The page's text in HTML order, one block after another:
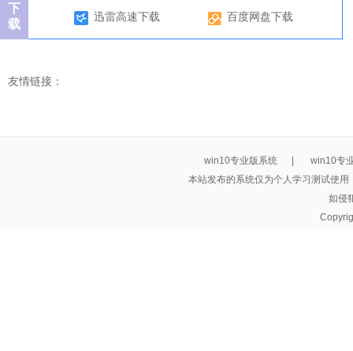
下
载
迅雷高速下载 百度网盘下载
友情链接：
win10专业版系统
win10专
本站发布的系统仅为个人学习测试使
如侵